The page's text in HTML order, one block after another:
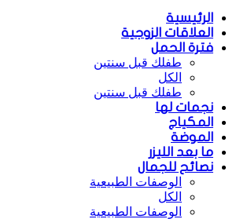
الرئيسية
العلاقات الزوجية
فترة الحمل
طفلك قبل سنتين
الكل
طفلك قبل سنتين
نجمات لها
المكياج
الموضة
ما بعد الليزر
نصائح للجمال
الوصفات الطبيعية
الكل
الوصفات الطبيعية